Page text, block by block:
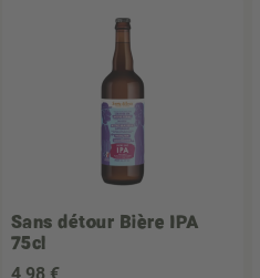
Sans détour Bière IPA
75cl